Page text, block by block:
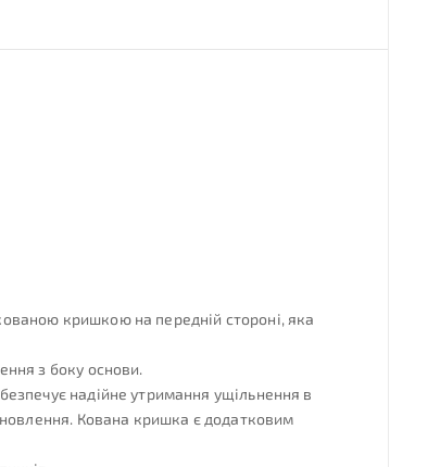
кришкою на передній стороні, яка
з боку основи.
надійне утримання ущільнення в
Кована кришка є додатковим